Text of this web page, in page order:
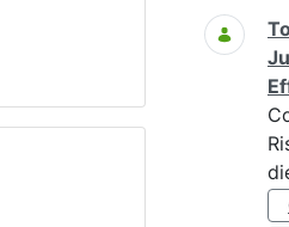
Ricerca